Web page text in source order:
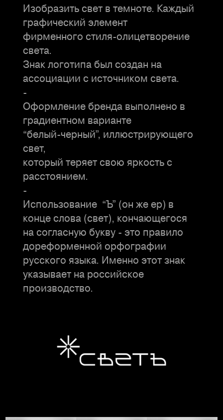
Изобразить свет в темноте. Каждый
графический элемент
фирменного стиля-олицетворение
света.
Знак логотипа был создан на
ассоциации с источником света.
-
Оформление бренда выполнено в
градиентном варианте
“белый-черный”, иллюстрирующего
свет,
который теряет свою яркость с
расстоянием.
-
Использование “Ъ” (он же ер) в
конце слова (свет), кончающегося
на согласную букву - это правило
дореформенной орфографии
русского языка. Именно этот знак
указывает на российское
производство.